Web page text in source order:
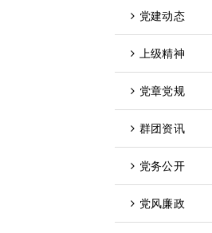
党建动态
上级精神
党章党规
群团资讯
党务公开
党风廉政